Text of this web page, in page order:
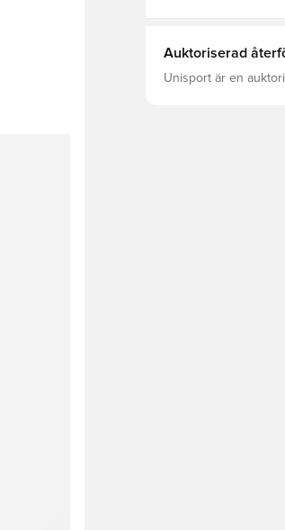
Auktoriserad
Unisport är en